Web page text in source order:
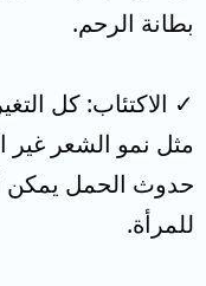
بطانة الرحم.
✓ الاكتئاب: كل
مثل نمو الشعر غير
حدوث الحمل يمكن
للمرأة.